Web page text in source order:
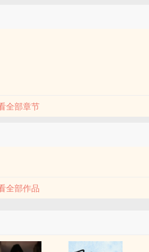
其内涵。读者阅读时，注意以下警
驹。
此而已。注: 新人结婚时宾客的贺礼
全部章节
全部作品